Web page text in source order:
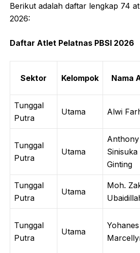
Berikut adalah daftar lengkap 74
2026:
Daftar Atlet Pelatnas PBSI 2026
Sektor Kelompok Nama
Tunggal
Putra
Utama Alwi
Tunggal
Putra
Utama
Anthony
Sinisuka
Ginting
Tunggal
Putra
Utama
Moh.
Tunggal
Putra
Utama